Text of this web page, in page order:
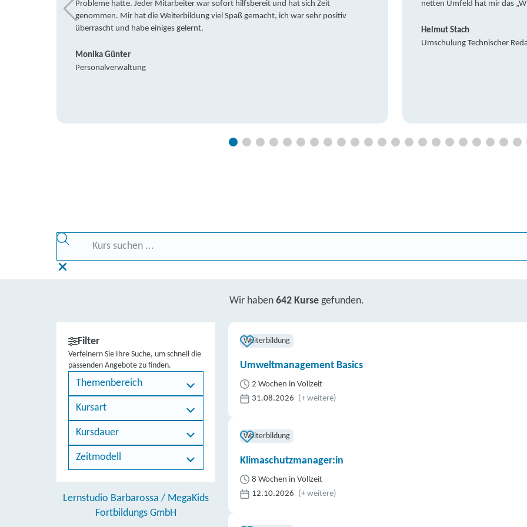
Probleme hatte. Jeder Mitarbeiter war sofort hilfsbereit und hat sich Zeit
genommen. Mir hat die Weiterbildung viel Spaß gemacht, ich war sehr positiv
überrascht und habe einiges gelernt.
Monika Günter
Personalverwaltung
netten Umfeld hat mir das
Helmut Stach
Umschulung Technischer
Wir haben 642 Kurse gefunden.
Filter
Verfeinern Sie Ihre Suche, um schnell die
passenden Angebote zu finden.
Themenbereich
Kursart
Kursdauer
Zeitmodell
Lernstudio Barbarossa / MegaKids
Fortbildungs GmbH
Weiterbildung
Umweltmanagement Basics
2 Wochen in Vollzeit
31.08.2026 (+ weitere)
Weiterbildung
Klimaschutzmanager:in
8 Wochen in Vollzeit
12.10.2026 (+ weitere)